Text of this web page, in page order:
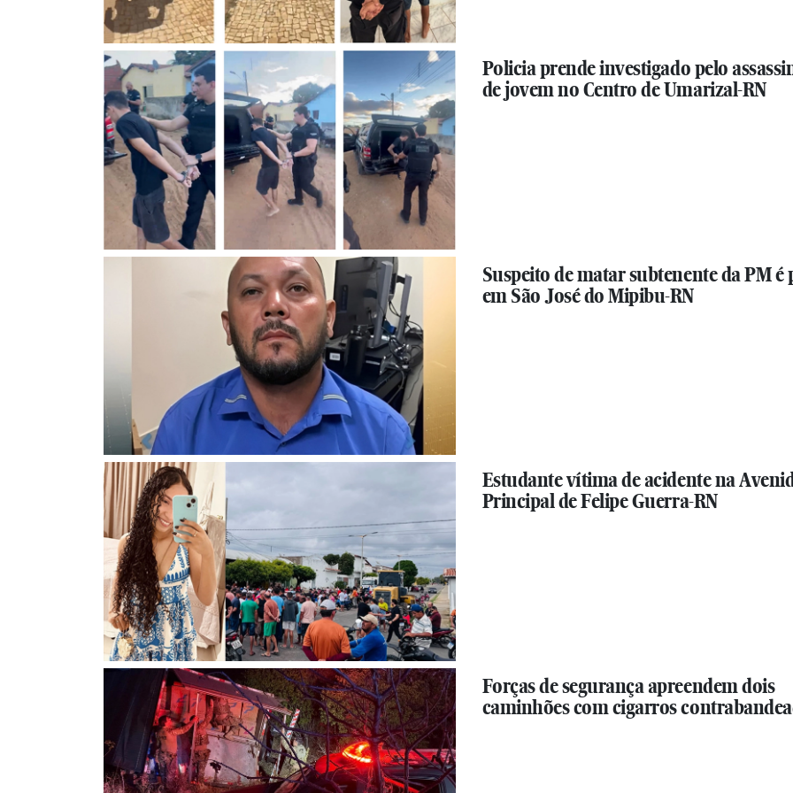
Policia prende investigado pelo
de jovem no Centro de Umarizal-RN
Suspeito de matar subtenente da PM é
em São José do Mipibu-RN
Estudante vítima de acidente na
Principal de Felipe Guerra-RN
Forças de segurança apreendem dois
caminhões com cigarros